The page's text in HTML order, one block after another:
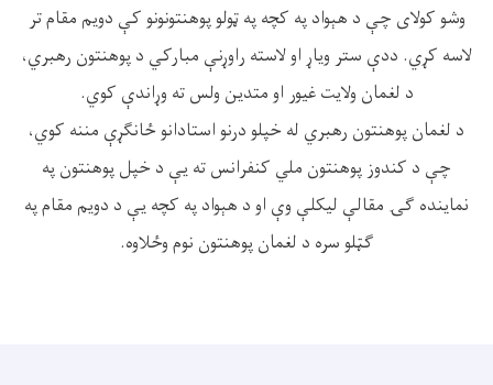
وشو کولای چې د هېواد په کچه په ټولو پوهنتونونو کې دویم مقام تر
لاسه کړي. ددې ستر ویاړ او لاسته راوړنې مبارکي د پوهنتون رهبري،
د لغمان ولایت غیور او متدین ولس ته وړاندې کوي.
د لغمان پوهنتون رهبري له خپلو درنو استادانو ځانګړې مننه کوي،
چې د کندوز پوهنتون ملي کنفرانس ته يې د خپل پوهنتون په
نماینده ګۍ مقالې ليکلې وې او د هېواد په کچه يې د دويم مقام په
ګټلو سره د لغمان پوهنتون نوم وځلاوه.